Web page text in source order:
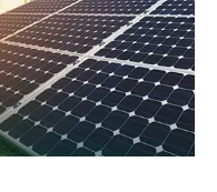
и так далее.